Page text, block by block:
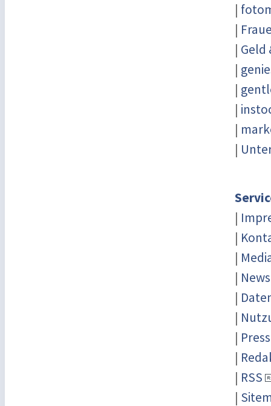
|
|
| Geld
|
|
|
|
|
|
|
|
|
|
|
|
|
| RSS
|